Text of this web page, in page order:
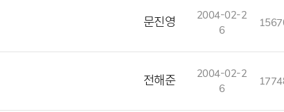
문진영
2004-02-2
6
전해준
2004-02-2
6